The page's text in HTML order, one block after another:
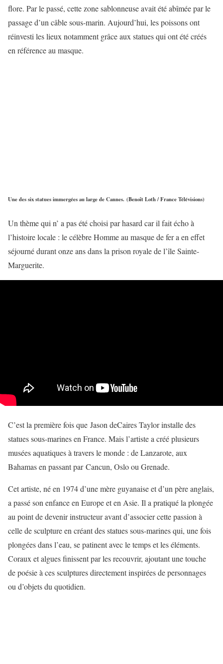
flore. Par le passé, cette zone sablonneuse avait été abîmée par le
passage d’un câble sous-marin. Aujourd’hui, les poissons ont
réinvesti les lieux notamment grâce aux statues qui ont été créés
en référence au masque.
Une des six statues immergées au large de Cannes. (Benoît Loth / France Télévisions)
Un thème qui n’ a pas été choisi par hasard car il fait écho à
l’histoire locale : le célèbre Homme au masque de fer a en effet
séjourné durant onze ans dans la prison royale de l’île Sainte-
Marguerite.
C’est la première fois que Jason deCaires Taylor installe des
statues sous-marines en France. Mais l’artiste a créé plusieurs
musées aquatiques à travers le monde : de Lanzarote, aux
Bahamas en passant par Cancun, Oslo ou Grenade.
Cet artiste, né en 1974 d’une mère guyanaise et d’un père anglais,
a passé son enfance en Europe et en Asie. Il a pratiqué la plongée
au point de devenir instructeur avant d’associer cette passion à
celle de sculpture en créant des statues sous-marines qui, une fois
plongées dans l’eau, se patinent avec le temps et les éléments.
Coraux et algues finissent par les recouvrir, ajoutant une touche
de poésie à ces sculptures directement inspirées de personnages
ou d’objets du quotidien.